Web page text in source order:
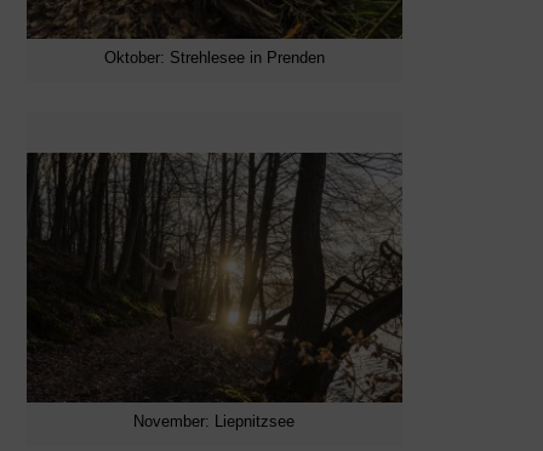
Oktober: Strehlesee in Prenden
November: Liepnitzsee